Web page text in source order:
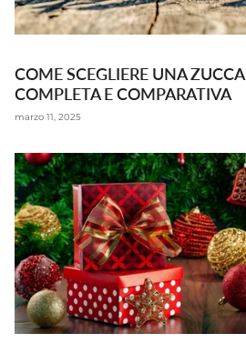
COME SCEGLIERE UNA
COMPLETA E COMPARATIVA
marzo 11, 2025